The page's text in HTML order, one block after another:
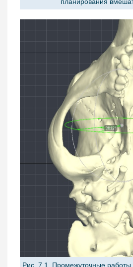
Рис. 7.1. Промежуточные работы